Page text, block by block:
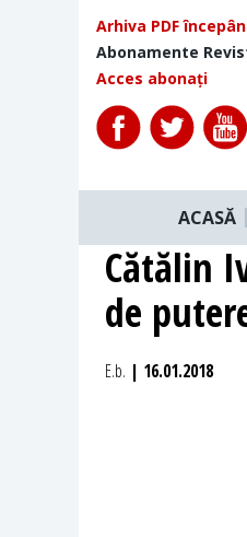
Arhiva PDF
Abonamente
Acces abonați
ACASĂ
Cătălin
de
E.b. | 16.01.2018